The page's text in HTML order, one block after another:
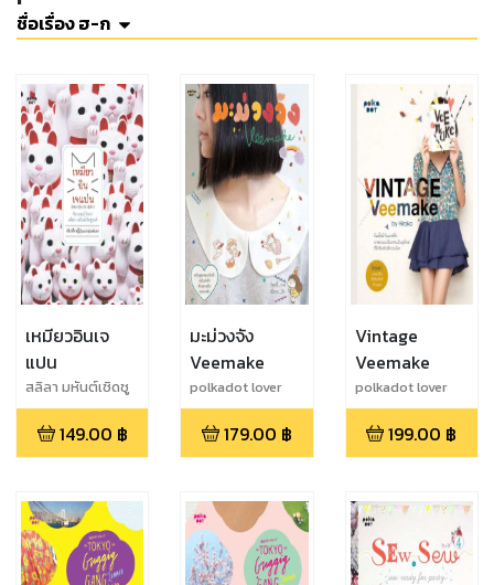
ชื่อเรื่อง ฮ-ก
เหมียวอินเจ
แปน
สลิลา มหันต์เชิดชู
วงศ์,จิราภรณ์ วิ
หวา 149.00 ฿
มะม่วงจัง
Veemake
polkadot lover
179.00 ฿
Vintage
Veemake
polkadot lover
199.00 ฿